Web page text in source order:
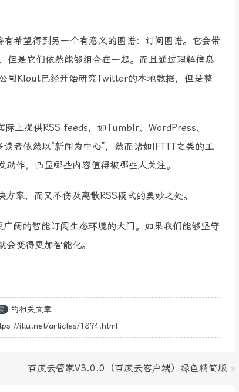
希望得到另一个有意义的图谱：订阅图谱。它会带
但是它们依然能够组合在一起。而且通过理解信息
司Klout已经开始研究Twitter的本地数据，但是整
上提供RSS feeds，如Tumblr、WordPress、
者依然以“新闻为中心”，然而诸如IFTTT之类的工
作，凸显哪些内容值得被哪些人关注。
案，而又不伤及离散RSS模式的美妙之处。
阔的智能订阅生态环境的大门。如果我们能够坚守
变得更加智能化。
的相关文章
itlu.net/articles/1894.html
百度云管家V3.0.0（百度云客户端）绿色精简版 »